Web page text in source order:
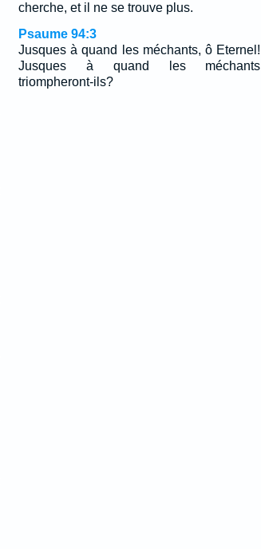
cherche, et il ne se trouve plus.
Psaume 94:3
Jusques à quand les méchants, ô Eternel!
Jusques à quand les méchants
triompheront-ils?